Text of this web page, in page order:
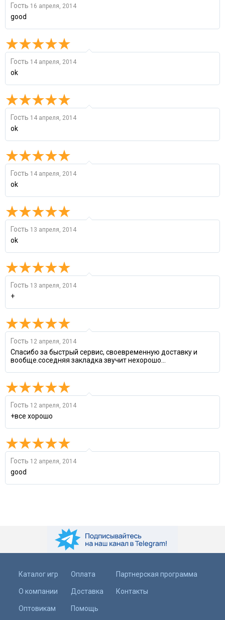
Гость 16 апреля, 2014
good
Гость 14 апреля, 2014
ok
Гость 14 апреля, 2014
ok
Гость 14 апреля, 2014
ok
Гость 13 апреля, 2014
ok
Гость 13 апреля, 2014
+
Гость 12 апреля, 2014
Спасибо за быстрый сервис, своевременную доставку и
вообще.соседняя закладка звучит нехорошо...
Гость 12 апреля, 2014
+все хорошо
Гость 12 апреля, 2014
good
Каталог игр
О компании
Оптовикам
Оплата
Доставка
Помощь
Партнерская программа
Контакты